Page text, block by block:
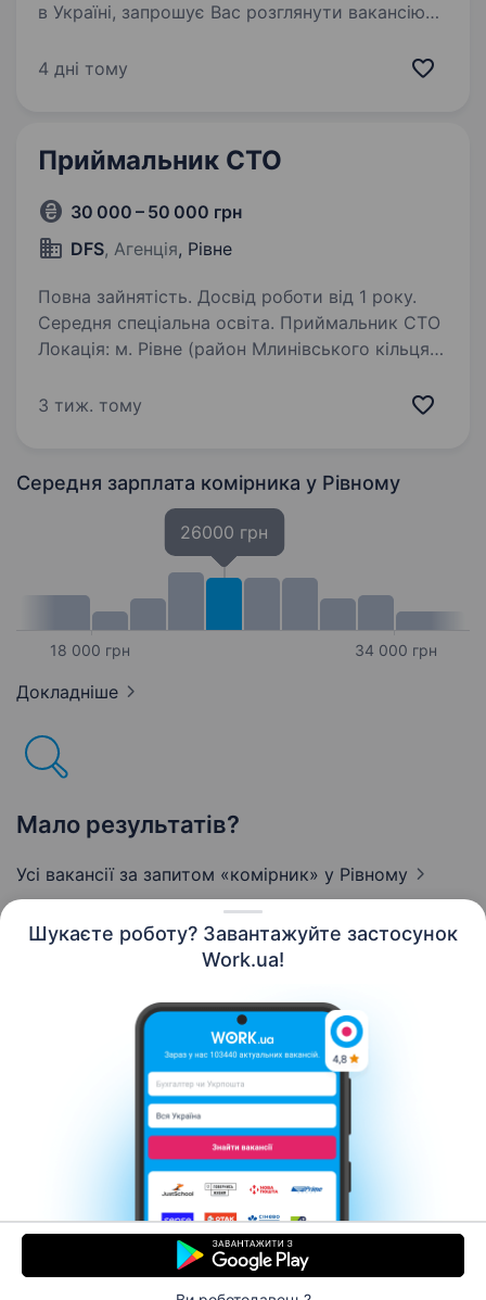
Шукаєте роботу? Завантажуйте застосунок
Work.ua!
в Україні, запрошує Вас розглянути вакансію
водія Наші побажання до шукачів: бажано
4 дні тому
Приймальник СТО
30 000 – 50 000 грн
DFS, Агенція, Рівне
Повна зайнятість. Досвід роботи від 1 року.
Середня спеціальна освіта. Приймальник СТО
Локація: м. Рівне (район Млинівського кільця)
на обслуговування та ремонт. Консультувати
3 тиж. тому
Середня зарплата комірника у Рівному
18 000 грн
26000 грн
34 000 грн
Докладніше
Мало результатів?
Усі вакансії за запитом «комірник» у Рівному
Контакти Про нас
Кар’єра
Допомога Умови використання